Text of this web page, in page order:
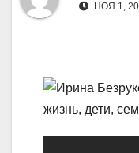
НОЯ 1,